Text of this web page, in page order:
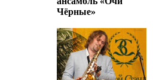
Чёрные»